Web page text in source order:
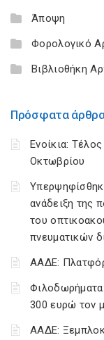
Άποψη
Φορολογικό
Βιβλιοθήκη
Πρόσφατα
Ενοίκια:
Οκτωβρίου
ανάδειξη της
του
πνευματικών
ΑΑΔΕ:
300 ευρώ τον
ΑΑΔΕ: